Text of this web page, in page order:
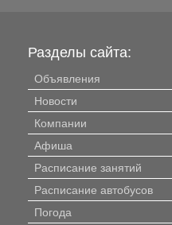
Разделы сайта:
Объявления
Новости
Компании
Афиша
Расписание занятий
Расписание автобусов
Погода